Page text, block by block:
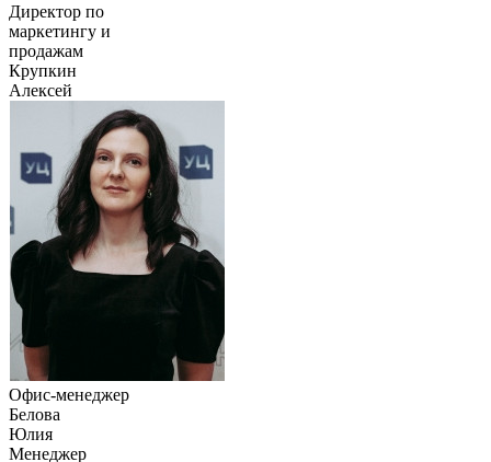
Директор по
маркетингу и
продажам
Крупкин
Алексей
Офис-менеджер
Белова
Юлия
Менеджер